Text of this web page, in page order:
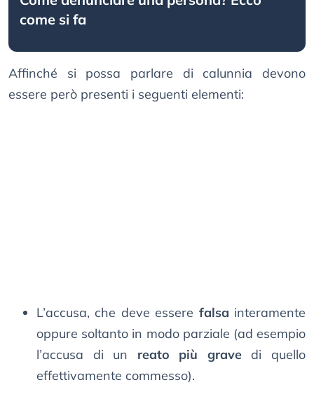
come si fa
Affinché si possa parlare di calunnia devono
essere però presenti i seguenti elementi:
L’accusa, che deve essere falsa interamente
oppure soltanto in modo parziale (ad esempio
l’accusa di un reato più gravedi quello
effettivamente commesso).